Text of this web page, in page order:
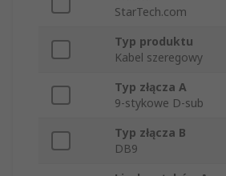
StarTech.com
Typ produktu
Kabel szeregowy
Typ złącza A
9-stykowe D-sub
Typ złącza B
DB9